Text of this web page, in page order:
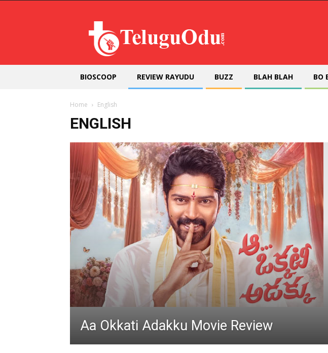
BIOSCOOP REVIEW RAYUDU BUZZ BLAH BLAH BO
Home English
ENGLISH
Aa Okkati Adakku Movie Review